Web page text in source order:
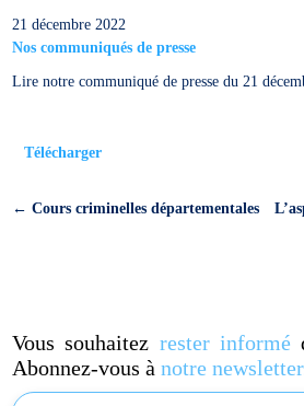
21 décembre 2022
Nos communiqués de presse
Lire notre communiqué de presse du 21
Télécharger
←Cours criminelles départementales
Vous souhaitez rester informé
Abonnez-vous ànotre newsletter